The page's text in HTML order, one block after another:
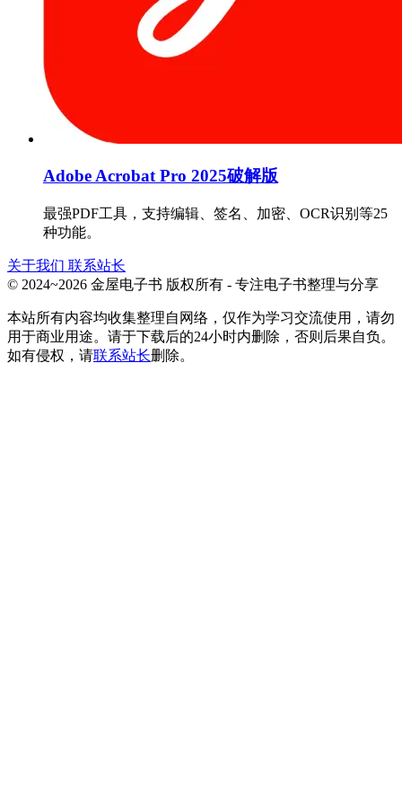
Adobe Acrobat Pro 2025破解版
最强PDF工具，支持编辑、签名、加密、OCR识别等25
种功能。
关于我们 联系站长
© 2024~2026 金屋电子书 版权所有 - 专注电子书整理与分享
本站所有内容均收集整理自网络，仅作为学习交流使用，请勿
用于商业用途。请于下载后的24小时内删除，否则后果自负。
如有侵权，请联系站长删除。